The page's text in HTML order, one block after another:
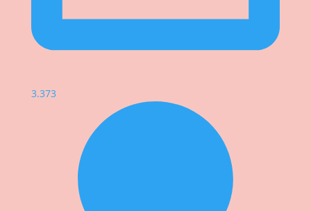
3.373